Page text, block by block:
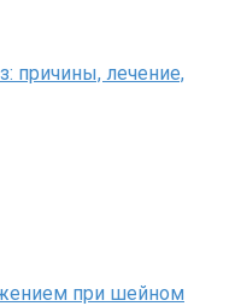
причины, лечение,
при шейном